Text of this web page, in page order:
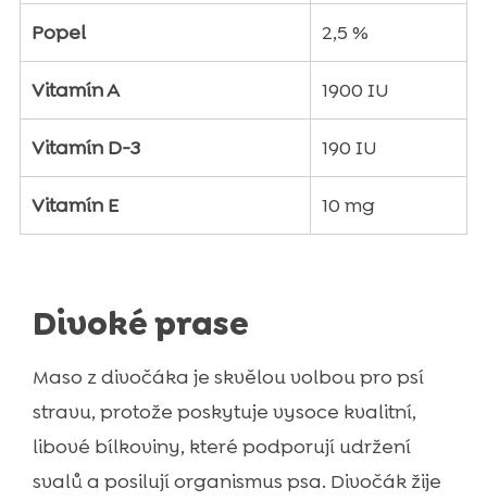
Popel 2,5 %
Vitamín A 1900 IU
Vitamín D-3 190 IU
Vitamín E 10 mg
Divoké prase
Maso z divočáka je skvělou volbou pro psí
stravu, protože poskytuje vysoce kvalitní,
libové bílkoviny, které podporují udržení
svalů a posilují organismus psa. Divočák žije